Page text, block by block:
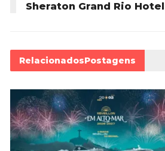
Sheraton Grand Rio
RelacionadosPostagens